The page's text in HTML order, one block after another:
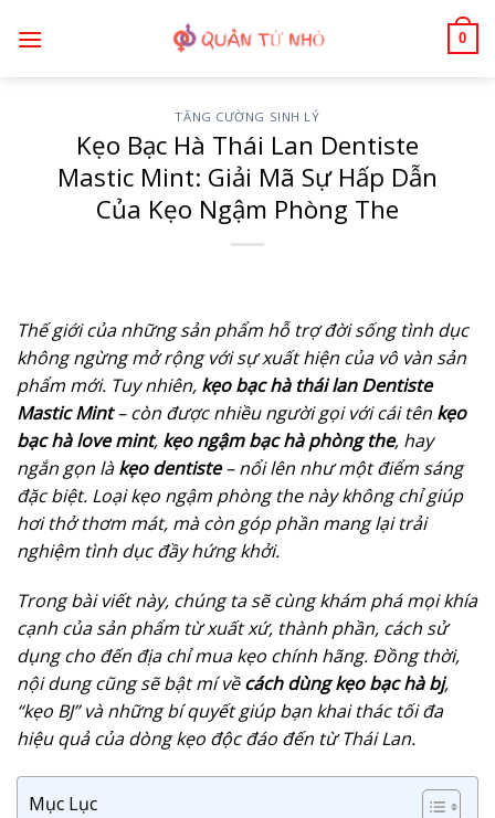
qua
0
TĂNG CƯỜNG SINH LÝ
Kẹo Bạc Hà Thái Lan Dentiste
Mastic Mint: Giải Mã Sự Hấp Dẫn
Của Kẹo Ngậm Phòng The
Thế giới của những sản phẩm hỗ trợ đời sống tình dục
không ngừng mở rộng với sự xuất hiện của vô vàn sản
phẩm mới. Tuy nhiên, kẹo bạc hà thái lan Dentiste
Mastic Mint– còn được nhiều người gọi với cái tên kẹo
bạc hà love mint, kẹo ngậm bạc hà phòng the, hay
ngắn gọn làkẹo dentiste– nổi lên như một điểm sáng
đặc biệt. Loại kẹo ngậm phòng the này không chỉ giúp
hơi thở thơm mát, mà còn góp phần mang lại trải
nghiệm tình dục đầy hứng khởi.
Trong bài viết này, chúng ta sẽ cùng khám phá mọi khía
cạnh của sản phẩm từ xuất xứ, thành phần, cách sử
dụng cho đến địa chỉ mua kẹo chính hãng. Đồng thời,
nội dung cũng sẽ bật mí vềcách dùng kẹo bạc hà bj,
“kẹo BJ” và những bí quyết giúp bạn khai thác tối đa
hiệu quả của dòng kẹo độc đáo đến từ Thái Lan.
Mục Lục